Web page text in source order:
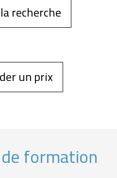
recherche
un prix
formation